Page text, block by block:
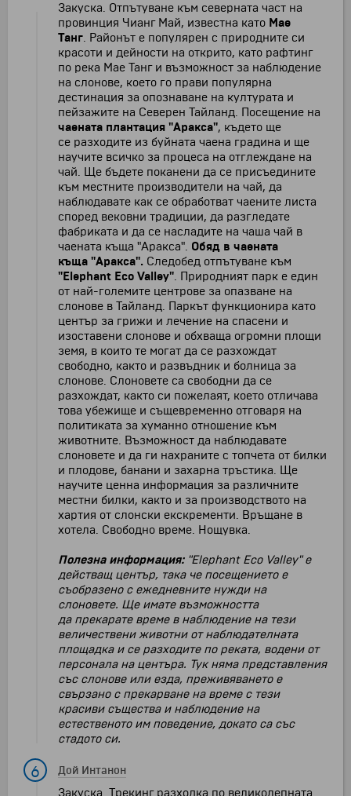
Закуска. Отпътуване към северната част на
провинция Чианг Май, известна като Мае
Танг. Районът е популярен с природните си
красоти и дейности на открито, като рафтинг
по река Мае Танг и възможност за наблюдение
на слонове, което го прави популярна
дестинация за опознаване на културата и
пейзажите на Северен Тайланд. Посещение на
чаената плантация "Аракса", където ще
се разходите из буйната чаена градина и ще
научите всичко за процеса на отглеждане на
чай. Ще бъдете поканени да се присъедините
към местните производители на чай, да
наблюдавате как се обработват чаените листа
според вековни традиции, да разгледате
фабриката и да се насладите на чаша чай в
чаената къща "Аракса". Обяд в чаената
къща "Аракса". Следобед отпътуване към
"Elephant Eco Valley". Природният парк е един
от най-големите центрове за опазване на
слонове в Тайланд. Паркът функционира като
център за грижи и лечение на спасени и
изоставени слонове и обхваща огромни площи
земя, в които те могат да се разхождат
свободно, както и развъдник и болница за
слонове. Слоновете са свободни да се
разхождат, както си пожелаят, което отличава
това убежище и същевременно отговаря на
политиката за хуманно отношение към
животните. Възможност да наблюдавате
слоновете и да ги нахраните с топчета от билки
и плодове, банани и захарна тръстика. Ще
научите ценна информация за различните
местни билки, както и за производството на
хартия от слонски екскременти. Връщане в
хотела. Свободно време. Нощувка.
Полезна информация: "Elephant Eco Valley" е
действащ център, така че посещението е
съобразено с ежедневните нужди на
слоновете. Ще имате възможността
да прекарате време в наблюдение на тези
величествени животни от наблюдателната
площадка и се разходите по реката, водени от
персонала на центъра. Тук няма представления
със слонове или езда, преживяването е
свързано с прекарване на време с тези
красиви същества и наблюдение на
естественото им поведение, докато са със
стадото си.
6 Дой Интанон
Закуска. Tрекинг разходка по великолепната